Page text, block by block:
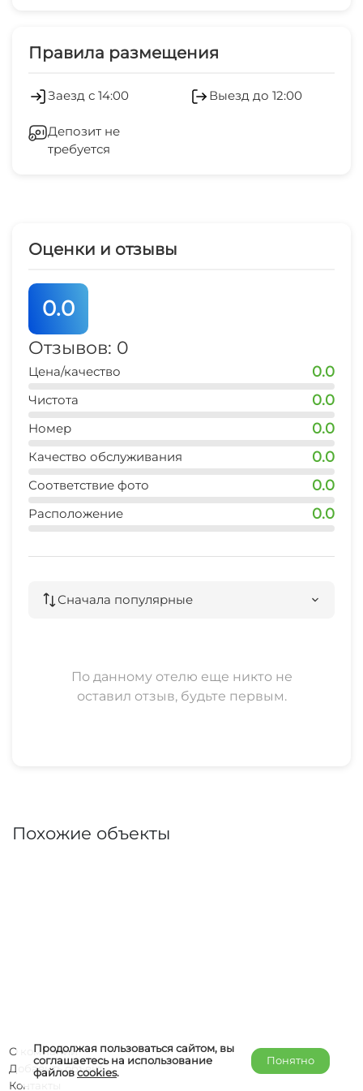
презентаций
Холодильник
Спутниковое ТВ
Прачечная
Охраняемая территория
Правила размещения
Заезд с 14:00 Выезд до 12:00
Депозит не
требуется
Оценки и отзывы
0.0
Отзывов: 0
Цена/качество 0.0
Чистота 0.0
Номер 0.0
Качество обслуживания 0.0
Соответствие фото 0.0
Расположение 0.0
Сначала популярные
По данному отелю еще никто не
оставил отзыв, будьте первым.
Похожие объекты
Продолжая пользоваться сайтом, вы
соглашаетесь на использование
файловcookies.
Понятно
О компании
Добавить объект
Контакты